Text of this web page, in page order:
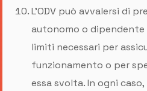
L'ODV può avvalersi di
autonomo o
limiti necessari per
funzionamento o per
essa svolta. In ogni